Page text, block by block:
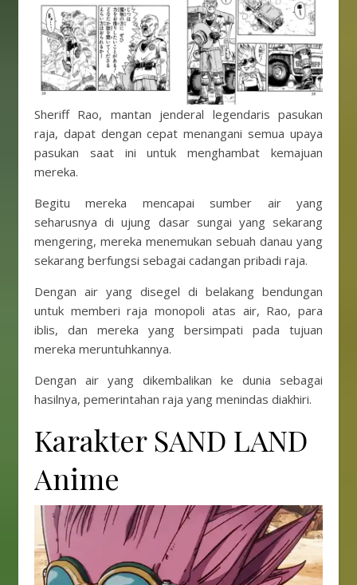
Sheriff Rao, mantan jenderal legendaris pasukan
raja, dapat dengan cepat menangani semua upaya
pasukan saat ini untuk menghambat kemajuan
mereka.
Begitu mereka mencapai sumber air yang
seharusnya di ujung dasar sungai yang sekarang
mengering, mereka menemukan sebuah danau yang
sekarang berfungsi sebagai cadangan pribadi raja.
Dengan air yang disegel di belakang bendungan
untuk memberi raja monopoli atas air, Rao, para
iblis, dan mereka yang bersimpati pada tujuan
mereka meruntuhkannya.
Dengan air yang dikembalikan ke dunia sebagai
hasilnya, pemerintahan raja yang menindas diakhiri.
Karakter SAND LAND
Anime